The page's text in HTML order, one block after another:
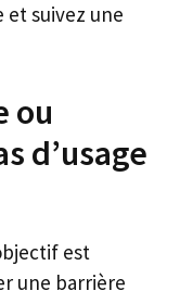
et suivez une
ou
d’usage
est
une barrière